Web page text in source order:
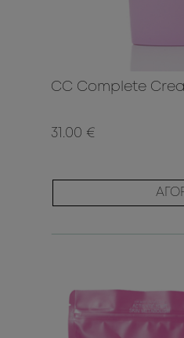
CC Complete
31.00 €